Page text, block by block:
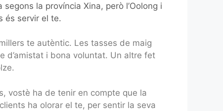
la província Xina, però l’Oolong i
és servir el te.
te autèntic. Les tasses de maig
d’amistat i bona voluntat. Un altre fet
vostè ha de tenir en compte que la
ha olorar el te, per sentir la seva